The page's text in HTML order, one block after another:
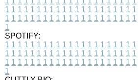
1 1 1 1 1 1 1 1 1 1 1 1 1 1 1 1 1 1 1 1 1
1 1 1 1 1 1 1 1 1 1 1 1 1 1 1 1 1 1 1 1 1
1
SPOTIFY:
1 1 1 1 1 1 1 1 1 1 1 1 1 1 1 1 1 1 1 1 1
1 1 1 1 1 1 1 1 1 1 1 1 1 1 1 1 1 1 1 1 1
1 1 1 1 1 1 1 1 1 1 1 1 1 1 1 1 1 1 1 1 1
1